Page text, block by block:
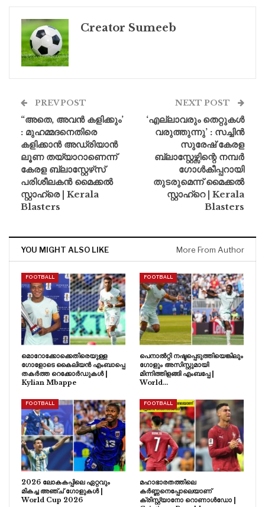
Creator Sumeeb
PREV POST
“അതെ, അവൻ കളിക്കും’
: മുഹമ്മദനെതിരെ
കളിക്കാൻ അഡ്രിയാൻ
ലൂണ തയ്യാറാണെന്ന്
കേരള ബ്ലാസ്റ്റേഴ്‌സ്
പരിശീലകൻ മൈക്കൽ
സ്റ്റാഹ്രെ | Kerala
Blasters
NEXT POST
‘എല്ലാവരും തെറ്റുകൾ
വരുത്തുന്നു’ : സച്ചിൻ
സുരേഷ് കേരള
ബ്ലാസ്റ്റേഴ്സിന്റെ നമ്പർ
ഗോൾകീപ്പറായി
തുടരുമെന്ന് മൈക്കൽ
സ്റ്റാഹ്‌റെ | Kerala
Blasters
YOU MIGHT ALSO LIKE More From Author
FOOTBALL
മൊറോക്കോക്കെതിരെയുള്ള
ഗോളോടെ കൈലിയൻ എംബാപ്പെ
തകർത്ത റെക്കോർഡുകൾ |
Kylian Mbappe
FOOTBALL
പെനാൽറ്റി നഷ്ടപ്പെടുത്തിയെങ്കിലും
ഗോളും അസിസ്റ്റുമായി
മിന്നിത്തിളങ്ങി എംബപ്പേ |
World…
FOOTBALL
2026 ലോകകപ്പിലെ ഏറ്റവും
മികച്ച അഞ്ച് ഗോളുകൾ |
World Cup 2026
FOOTBALL
മഹാഭാരതത്തിലെ
കർണ്ണനെപ്പോലെയാണ്
ക്രിസ്റ്റ്യാനോ റൊണാൾഡോ |